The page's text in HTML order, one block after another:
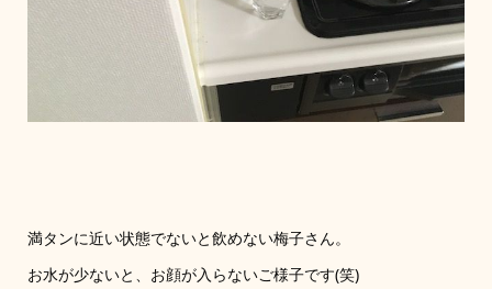
満タンに近い状態でないと飲めない梅子さん。
お水が少ないと、お顔が入らないご様子です(笑)